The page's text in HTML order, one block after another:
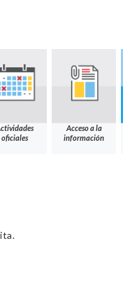
oficiales
Acceso a la
información